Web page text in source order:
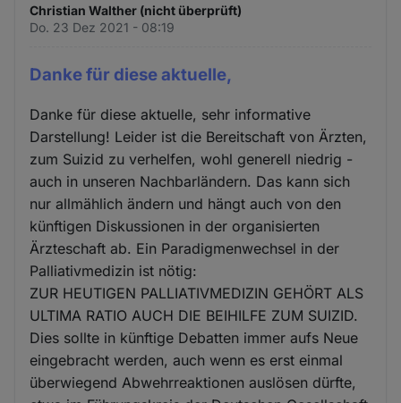
Christian Walther (nicht überprüft)
Do. 23 Dez 2021 - 08:19
Danke für diese aktuelle,
Danke für diese aktuelle, sehr informative
Darstellung! Leider ist die Bereitschaft von Ärzten,
zum Suizid zu verhelfen, wohl generell niedrig -
auch in unseren Nachbarländern. Das kann sich
nur allmählich ändern und hängt auch von den
künftigen Diskussionen in der organisierten
Ärzteschaft ab. Ein Paradigmenwechsel in der
Palliativmedizin ist nötig:
ZUR HEUTIGEN PALLIATIVMEDIZIN GEHÖRT ALS
ULTIMA RATIO AUCH DIE BEIHILFE ZUM SUIZID.
Dies sollte in künftige Debatten immer aufs Neue
eingebracht werden, auch wenn es erst einmal
überwiegend Abwehrreaktionen auslösen dürfte,